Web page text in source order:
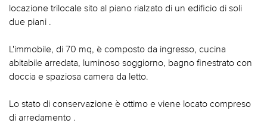
locazione trilocale sito al piano rialzato di un edificio di soli
due piani .
L'immobile, di 70 mq, è composto da ingresso, cucina
abitabile arredata, luminoso soggiorno, bagno finestrato con
doccia e spaziosa camera da letto.
Lo stato di conservazione è ottimo e viene locato compreso
di arredamento .